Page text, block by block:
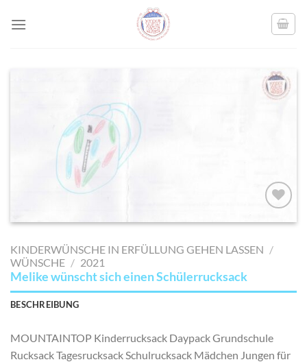
AUF MEINE
SETZEN
KINDERWÜNSCHE IN ERFÜLLUNG GEHEN LASSEN /
WÜNSCHE / 2021
Melike wünscht sich einen Schülerrucksack
BESCHREIBUNG
MOUNTAINTOP Kinderrucksack Daypack Grundschule
Rucksack Tagesrucksack Schulrucksack Mädchen Jungen für